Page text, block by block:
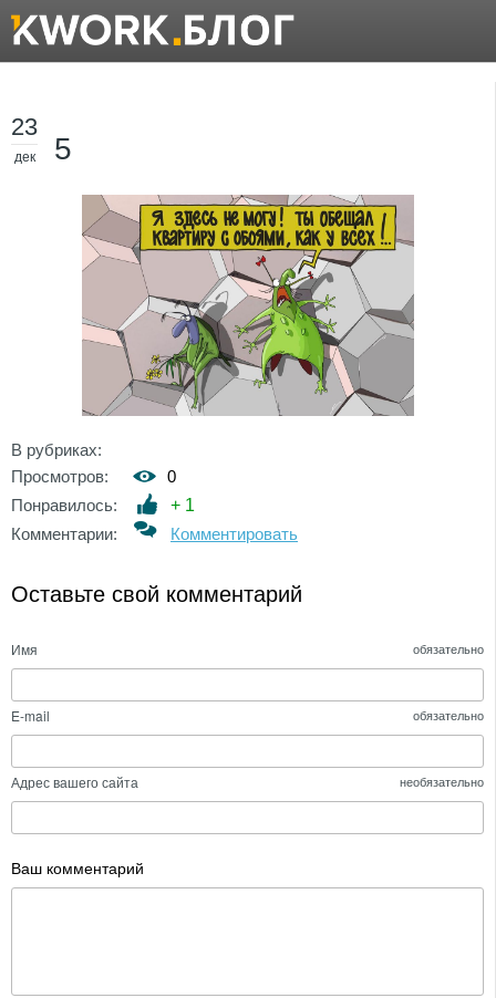
23
дек 5
В рубриках:
Просмотров:
0
Понравилось:
+ 1
Комментарии:
Комментировать
Оставьте свой комментарий
Имя обязательно
E-mail обязательно
Адрес вашего сайта необязательно
Ваш комментарий